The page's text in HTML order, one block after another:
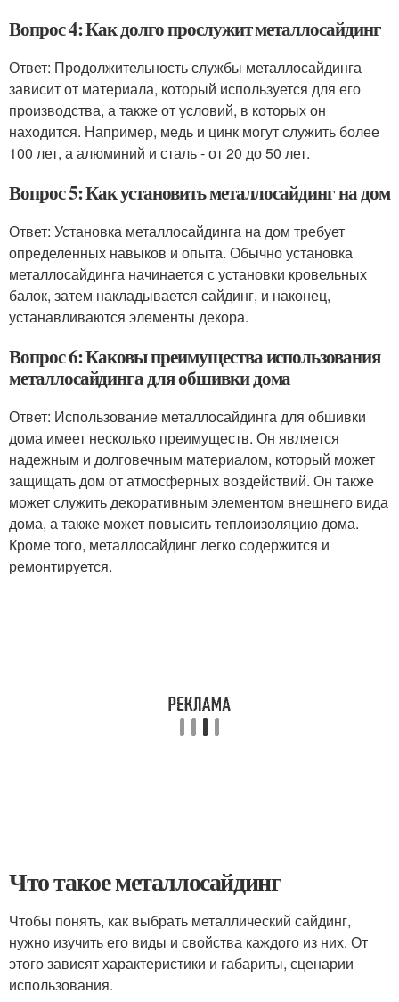
Вопрос 4: Как долго прослужит металлосайдинг
Ответ: Продолжительность службы металлосайдинга
зависит от материала, который используется для его
производства, а также от условий, в которых он
находится. Например, медь и цинк могут служить более
100 лет, а алюминий и сталь - от 20 до 50 лет.
Вопрос 5: Как установить металлосайдинг на дом
Ответ: Установка металлосайдинга на дом требует
определенных навыков и опыта. Обычно установка
металлосайдинга начинается с установки кровельных
балок, затем накладывается сайдинг, и наконец,
устанавливаются элементы декора.
Вопрос 6: Каковы преимущества использования
металлосайдинга для обшивки дома
Ответ: Использование металлосайдинга для обшивки
дома имеет несколько преимуществ. Он является
надежным и долговечным материалом, который может
защищать дом от атмосферных воздействий. Он также
может служить декоративным элементом внешнего вида
дома, а также может повысить теплоизоляцию дома.
Кроме того, металлосайдинг легко содержится и
ремонтируется.
Что такое металлосайдинг
Чтобы понять, как выбрать металлический сайдинг,
нужно изучить его виды и свойства каждого из них. От
этого зависят характеристики и габариты, сценарии
использования.